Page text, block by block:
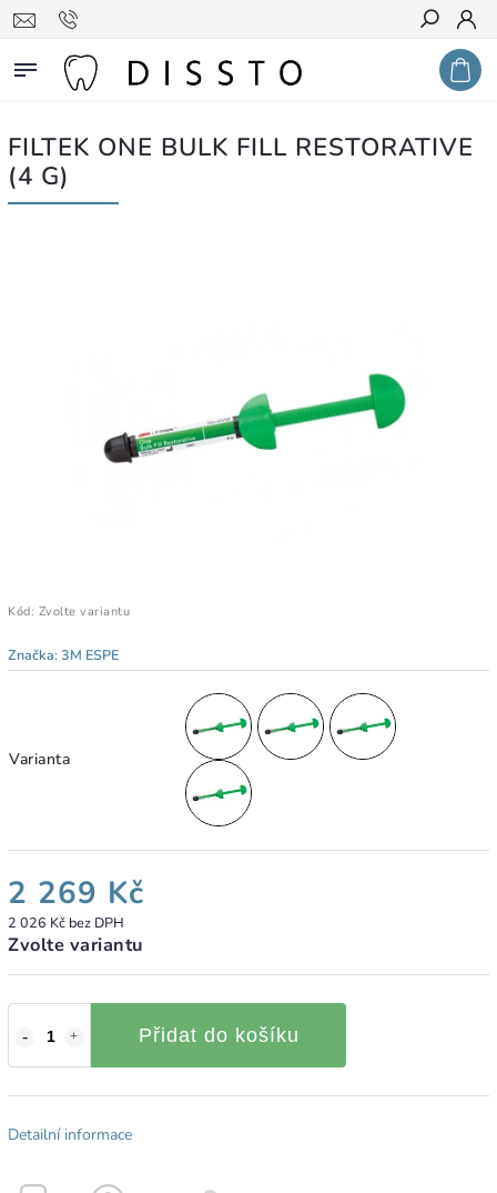
Hledat
FILTEK ONE BULK FILL RESTORATIVE
(4 G)
Kód: Zvolte variantu
Značka:3M ESPE
Varianta
2 269 Kč
2 026 Kč bez DPH
Zvolte variantu
Přidat do košíku
Detailní informace